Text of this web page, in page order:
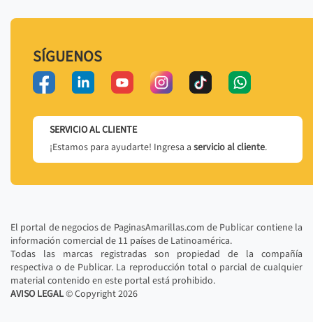
SÍGUENOS
SERVICIO AL CLIENTE
¡Estamos para ayudarte! Ingresa a servicio al cliente.
El portal de negocios de PaginasAmarillas.com de Publicar contiene la
información comercial de 11 países de Latinoamérica.
Todas las marcas registradas son propiedad de la compañía
respectiva o de Publicar. La reproducción total o parcial de cualquier
material contenido en este portal está prohibido.
AVISO LEGAL© Copyright2026